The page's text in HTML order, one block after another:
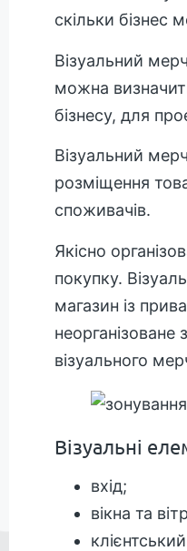
скільки бізнес
Візуальний
можна
бізнесу, для
Візуальний
розміщення
споживачів.
Якісно
покупку.
магазин із
візуального
Візуальні
вхід;
вікна та